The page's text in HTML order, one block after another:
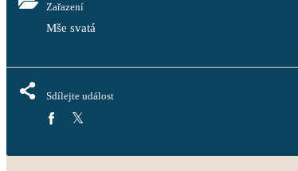
Zařazení
Mše svatá
Sdílejte událost